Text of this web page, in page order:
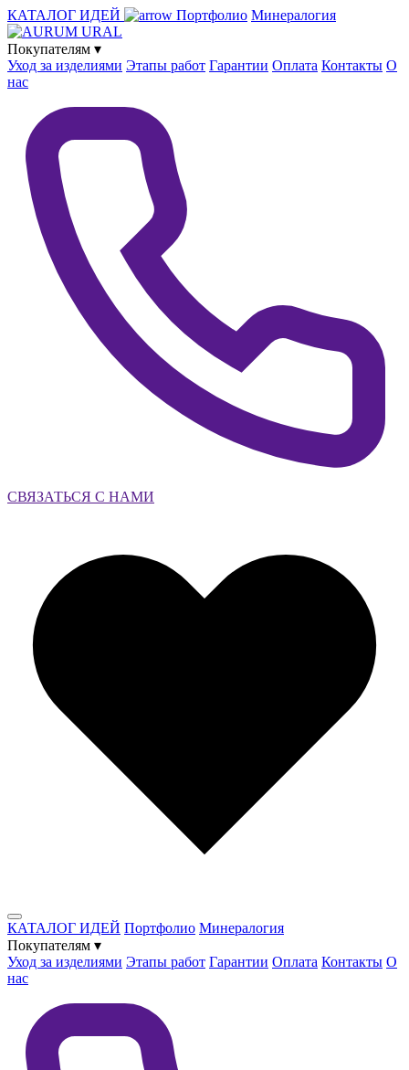
КАТАЛОГ ИДЕЙ Портфолио Минералогия
Покупателям ▾
Уход за изделиями Этапы работ Гарантии Оплата Контакты О
нас
СВЯЗАТЬСЯ С НАМИ
КАТАЛОГ ИДЕЙ Портфолио Минералогия
Покупателям ▾
Уход за изделиями Этапы работ Гарантии Оплата Контакты О
нас